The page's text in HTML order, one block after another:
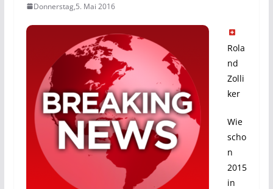
Donnerstag,5. Mai 2016
Rola
nd
Zolli
ker
Wie
scho
n
2015
in